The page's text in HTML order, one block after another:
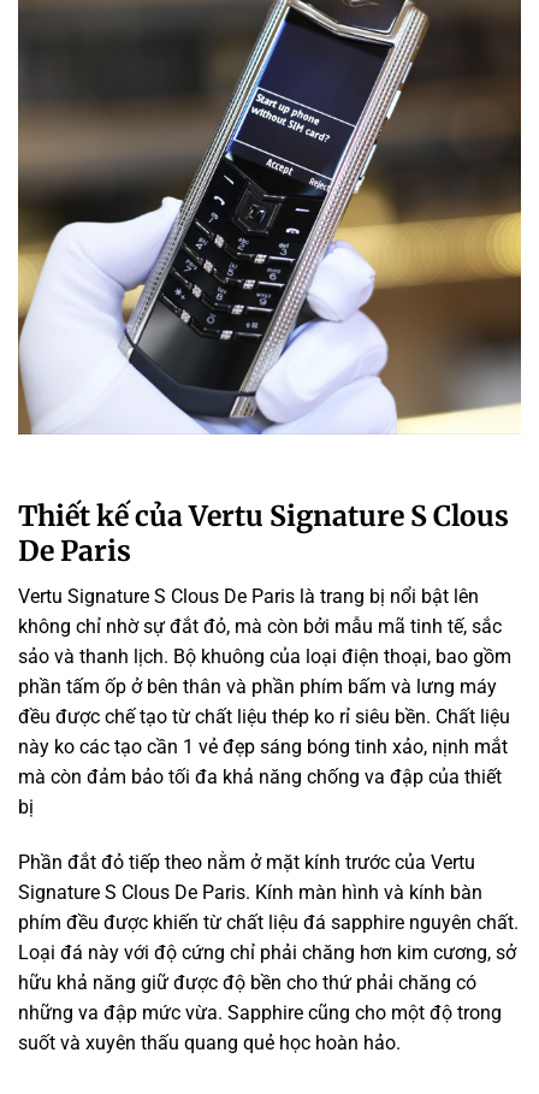
Thiết kế của Vertu Signature S Clous
De Paris
Vertu Signature S Clous De Paris là trang bị nổi bật lên
không chỉ nhờ sự đắt đỏ, mà còn bởi mẫu mã tinh tế, sắc
sảo và thanh lịch. Bộ khuông của loại điện thoại, bao gồm
phần tấm ốp ở bên thân và phần phím bấm và lưng máy
đều được chế tạo từ chất liệu thép ko rỉ siêu bền. Chất liệu
này ko các tạo cần 1 vẻ đẹp sáng bóng tinh xảo, nịnh mắt
mà còn đảm bảo tối đa khả năng chống va đập của thiết
bị
Phần đắt đỏ tiếp theo nằm ở mặt kính trước của Vertu
Signature S Clous De Paris. Kính màn hình và kính bàn
phím đều được khiến từ chất liệu đá sapphire nguyên chất.
Loại đá này với độ cứng chỉ phải chăng hơn kim cương, sở
hữu khả năng giữ được độ bền cho thứ phải chăng có
những va đập mức vừa. Sapphire cũng cho một độ trong
suốt và xuyên thấu quang quẻ học hoàn hảo.